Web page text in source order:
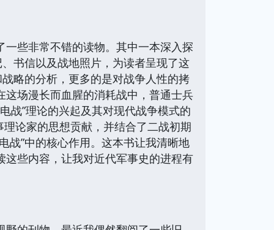
些非常不错的读物。其中一本深入探
书信以及战地照片，为读者呈现了这
略的分析，更多的是对战争人性的拷
场漫长而血腥的消耗战中，普通士兵
战”理论的兴起及其对现代战争模式的
论家的思想贡献，并结合了二战初期
战”中的核心作用。这本书让我清晰地
些内容，让我对近代军事史的进程有